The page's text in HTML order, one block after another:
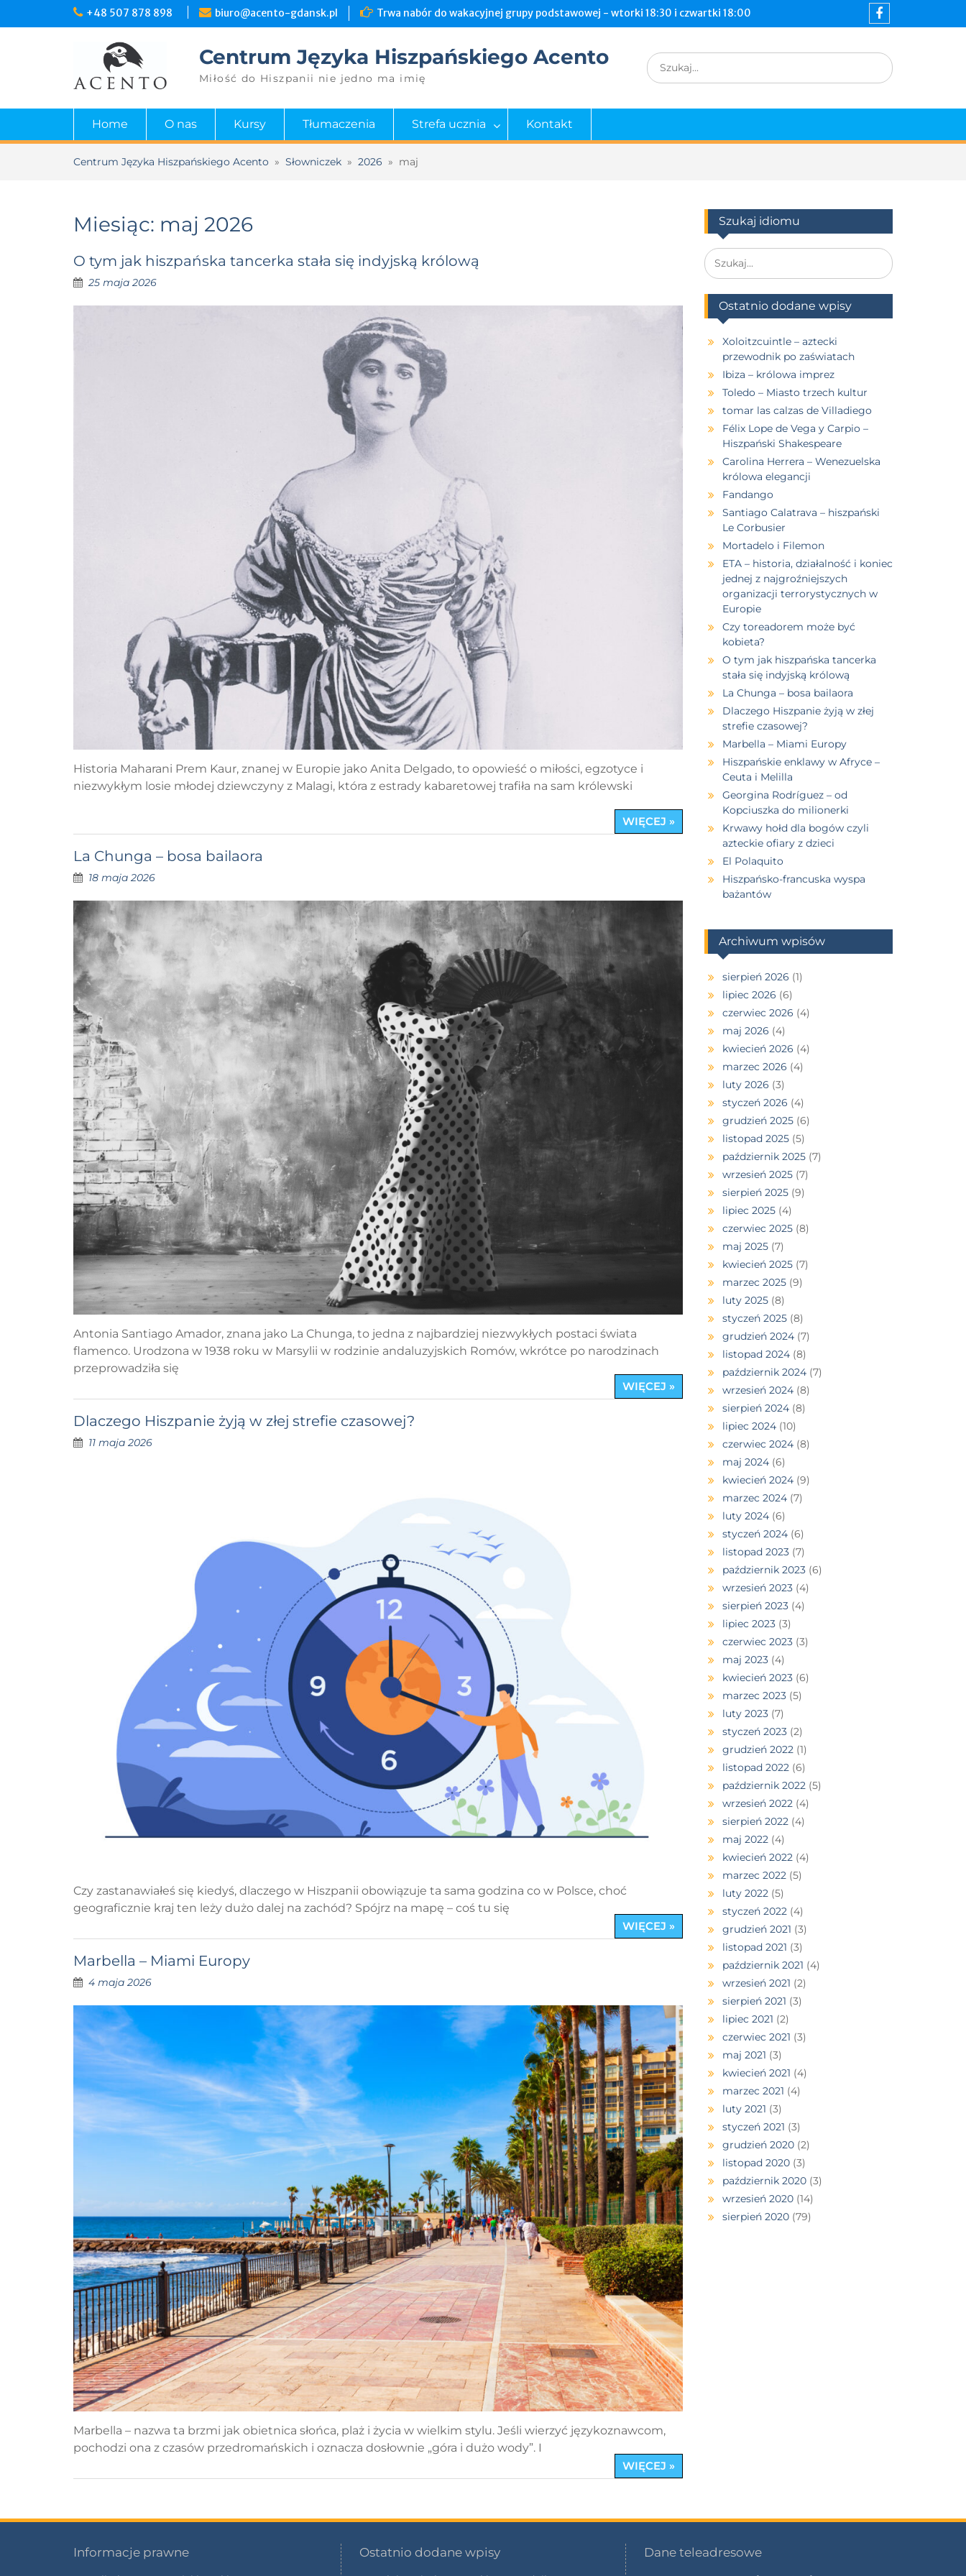
+48 507 878 898 biuro@acento-gdansk.pl
Trwa nabór do wakacyjnej grupy podstawowej - wtorki 18:30 i czwartki 18:00
Facebook
Centrum Języka Hiszpańskiego Acento
Miłość do Hiszpanii nie jedno ma imię
Search
for:
Home O nas Kursy Tłumaczenia Strefa ucznia Kontakt
Centrum Języka Hiszpańskiego Acento » Słowniczek » 2026 » maj
Miesiąc: maj 2026
O tym jak hiszpańska tancerka stała się indyjską królową
25 maja 2026
Historia Maharani Prem Kaur, znanej w Europie jako Anita Delgado, to opowieść o miłości, egzotyce i
niezwykłym losie młodej dziewczyny z Malagi, która z estrady kabaretowej trafiła na sam królewski
WIĘCEJ »
La Chunga – bosa bailaora
18 maja 2026
Antonia Santiago Amador, znana jako La Chunga, to jedna z najbardziej niezwykłych postaci świata
flamenco. Urodzona w 1938 roku w Marsylii w rodzinie andaluzyjskich Romów, wkrótce po narodzinach
przeprowadziła się
WIĘCEJ »
Dlaczego Hiszpanie żyją w złej strefie czasowej?
11 maja 2026
Czy zastanawiałeś się kiedyś, dlaczego w Hiszpanii obowiązuje ta sama godzina co w Polsce, choć
geograficznie kraj ten leży dużo dalej na zachód? Spójrz na mapę – coś tu się
WIĘCEJ »
Marbella – Miami Europy
4 maja 2026
Marbella – nazwa ta brzmi jak obietnica słońca, plaż i życia w wielkim stylu. Jeśli wierzyć językoznawcom,
pochodzi ona z czasów przedromańskich i oznacza dosłownie „góra i dużo wody”. I
WIĘCEJ »
Szukaj idiomu
Search
for:
Ostatnio dodane wpisy
Xoloitzcuintle – aztecki
przewodnik po zaświatach
Ibiza – królowa imprez
Toledo – Miasto trzech kultur
tomar las calzas de Villadiego
Félix Lope de Vega y Carpio –
Hiszpański Shakespeare
Carolina Herrera – Wenezuelska
królowa elegancji
Fandango
Santiago Calatrava – hiszpański
Le Corbusier
Mortadelo i Filemon
ETA – historia, działalność i koniec
jednej z najgroźniejszych
organizacji terrorystycznych w
Europie
Czy toreadorem może być
kobieta?
O tym jak hiszpańska tancerka
stała się indyjską królową
La Chunga – bosa bailaora
Dlaczego Hiszpanie żyją w złej
strefie czasowej?
Marbella – Miami Europy
Hiszpańskie enklawy w Afryce –
Ceuta i Melilla
Georgina Rodríguez – od
Kopciuszka do milionerki
Krwawy hołd dla bogów czyli
azteckie ofiary z dzieci
El Polaquito
Hiszpańsko-francuska wyspa
bażantów
Archiwum wpisów
sierpień 2026 (1)
lipiec 2026 (6)
czerwiec 2026 (4)
maj 2026 (4)
kwiecień 2026 (4)
marzec 2026 (4)
luty 2026 (3)
styczeń 2026 (4)
grudzień 2025(6)
listopad 2025(5)
październik 2025(7)
wrzesień 2025(7)
sierpień 2025(9)
lipiec 2025(4)
czerwiec 2025(8)
maj 2025(7)
kwiecień 2025(7)
marzec 2025(9)
luty 2025(8)
styczeń 2025(8)
grudzień 2024(7)
listopad 2024(8)
październik 2024(7)
wrzesień 2024(8)
sierpień 2024(8)
lipiec 2024(10)
czerwiec 2024(8)
maj 2024(6)
kwiecień 2024(9)
marzec 2024(7)
luty 2024(6)
styczeń 2024(6)
listopad 2023(7)
październik 2023(6)
wrzesień 2023(4)
sierpień 2023(4)
lipiec 2023(3)
czerwiec 2023(3)
maj 2023(4)
kwiecień 2023(6)
marzec 2023(5)
luty 2023(7)
styczeń 2023(2)
grudzień 2022(1)
listopad 2022(6)
październik 2022(5)
wrzesień 2022(4)
sierpień 2022(4)
maj 2022(4)
kwiecień 2022(4)
marzec 2022(5)
luty 2022(5)
styczeń 2022(4)
grudzień 2021 (3)
listopad 2021 (3)
październik 2021 (4)
wrzesień 2021 (2)
sierpień 2021 (3)
lipiec 2021 (2)
czerwiec 2021 (3)
maj 2021 (3)
kwiecień 2021 (4)
marzec 2021 (4)
luty 2021 (3)
styczeń 2021 (3)
grudzień 2020(2)
listopad 2020(3)
październik 2020(3)
wrzesień 2020(14)
sierpień 2020(79)
Informacje prawne Ostatnio dodane wpisy Dane teleadresowe